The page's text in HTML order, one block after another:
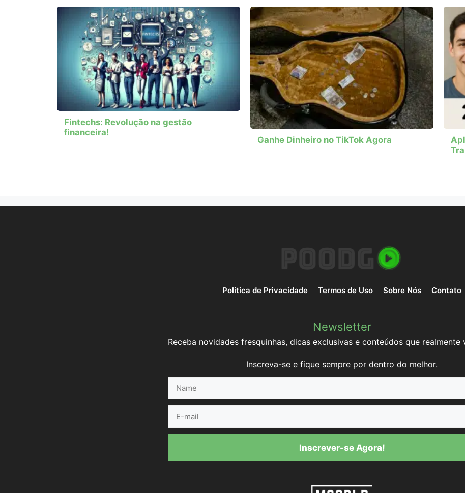
Fintechs: Revolução na gestão
financeira!
Ganhe Dinheiro no TikTok Agora
Política de Privacidade Termos de Uso Sobre Nós Contato
Newsletter
Receba novidades fresquinhas, dicas exclusivas e conteúdos que realmente
Inscreva-se e fique sempre por dentro do melhor.
mail
Inscrever-se Agora!